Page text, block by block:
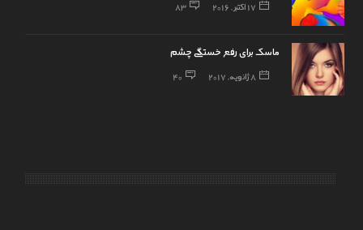
17 اکتبر, 2016 83
ماسک برای رفع خستگی چشم
8 ژانویه, 2017 40